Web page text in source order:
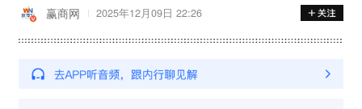
赢商网 2025年12月09日 22:26